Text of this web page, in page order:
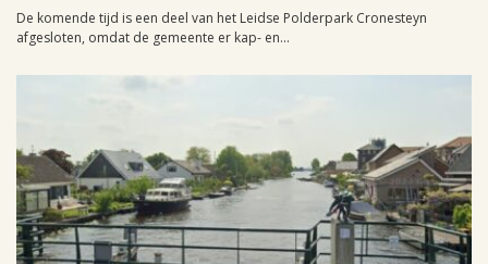
De komende tijd is een deel van het Leidse Polderpark Cronesteyn
afgesloten, omdat de gemeente er kap- en...